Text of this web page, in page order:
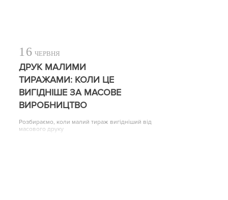
16 ЧЕРВНЯ
ДРУК МАЛИМИ
ТИРАЖАМИ: КОЛИ ЦЕ
ВИГІДНІШЕ ЗА МАСОВЕ
ВИРОБНИЦТВО
Розбираємо, коли малий тираж вигідніший від
масового друку